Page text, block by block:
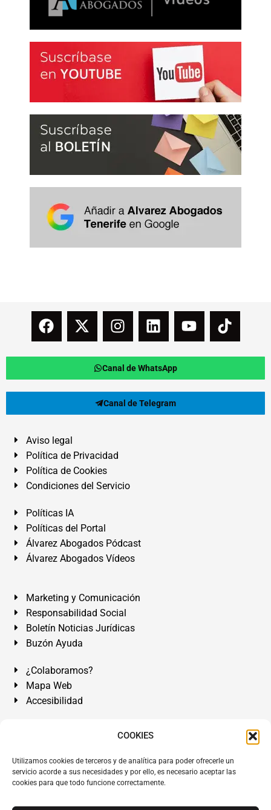
COOKIES
Utilizamos cookies de terceros y de analítica para poder ofrecerle un
servicio acorde a sus necesidades y por ello, es necesario aceptar las
cookies para que todo funcione correctamente.
Canal de WhatsApp
Canal de Telegram
Aviso legal
Política de Privacidad
Política de Cookies
Condiciones del Servicio
Políticas IA
Políticas del Portal
Álvarez Abogados Pódcast
Álvarez Abogados Vídeos
Marketing y Comunicación
Responsabilidad Social
Boletín Noticias Jurídicas
Buzón Ayuda
¿Colaboramos?
Mapa Web
Accesibilidad
Álvarez Abogados Tenerife:Calle Teobaldo Power Nº 7,
de Tenerife. Islas Canarias.
Somos Abogados especialistas del Derecho desde 1954.